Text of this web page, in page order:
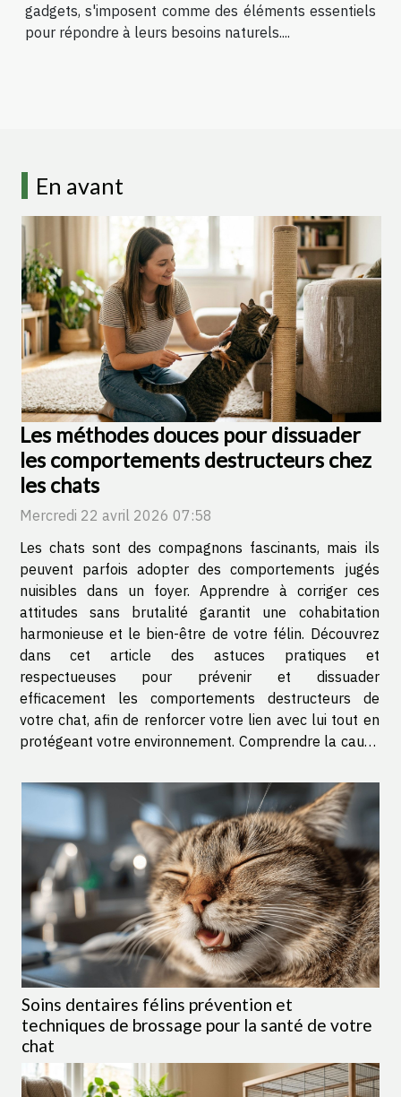
gadgets, s'imposent comme des éléments essentiels
pour répondre à leurs besoins naturels....
En avant
Les méthodes douces pour dissuader
les comportements destructeurs chez
les chats
Mercredi 22 avril 2026 07:58
Les chats sont des compagnons fascinants, mais ils
peuvent parfois adopter des comportements jugés
nuisibles dans un foyer. Apprendre à corriger ces
attitudes sans brutalité garantit une cohabitation
harmonieuse et le bien-être de votre félin. Découvrez
dans cet article des astuces pratiques et
respectueuses pour prévenir et dissuader
efficacement les comportements destructeurs de
votre chat, afin de renforcer votre lien avec lui tout en
protégeant votre environnement. Comprendre la cause
pour dissuader un comportement du chat jugé...
Soins dentaires félins prévention et
techniques de brossage pour la santé de votre
chat